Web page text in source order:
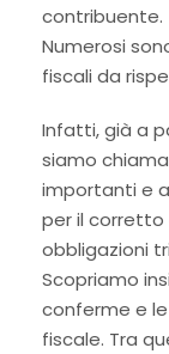
contribuente.
Numerosi
fiscali da
Infatti, già a
siamo
importanti e
per il
obbligazioni
Scopriamo
conferme e
fiscale. Tra